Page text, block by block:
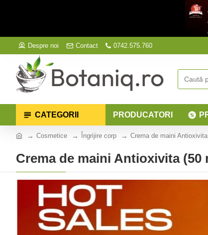
Despre noi Contact 0742.575.760
CATEGORII PRODUCATORI
Cosmetice Îngrijire corp Crema de maini
Crema de maini Antioxivita